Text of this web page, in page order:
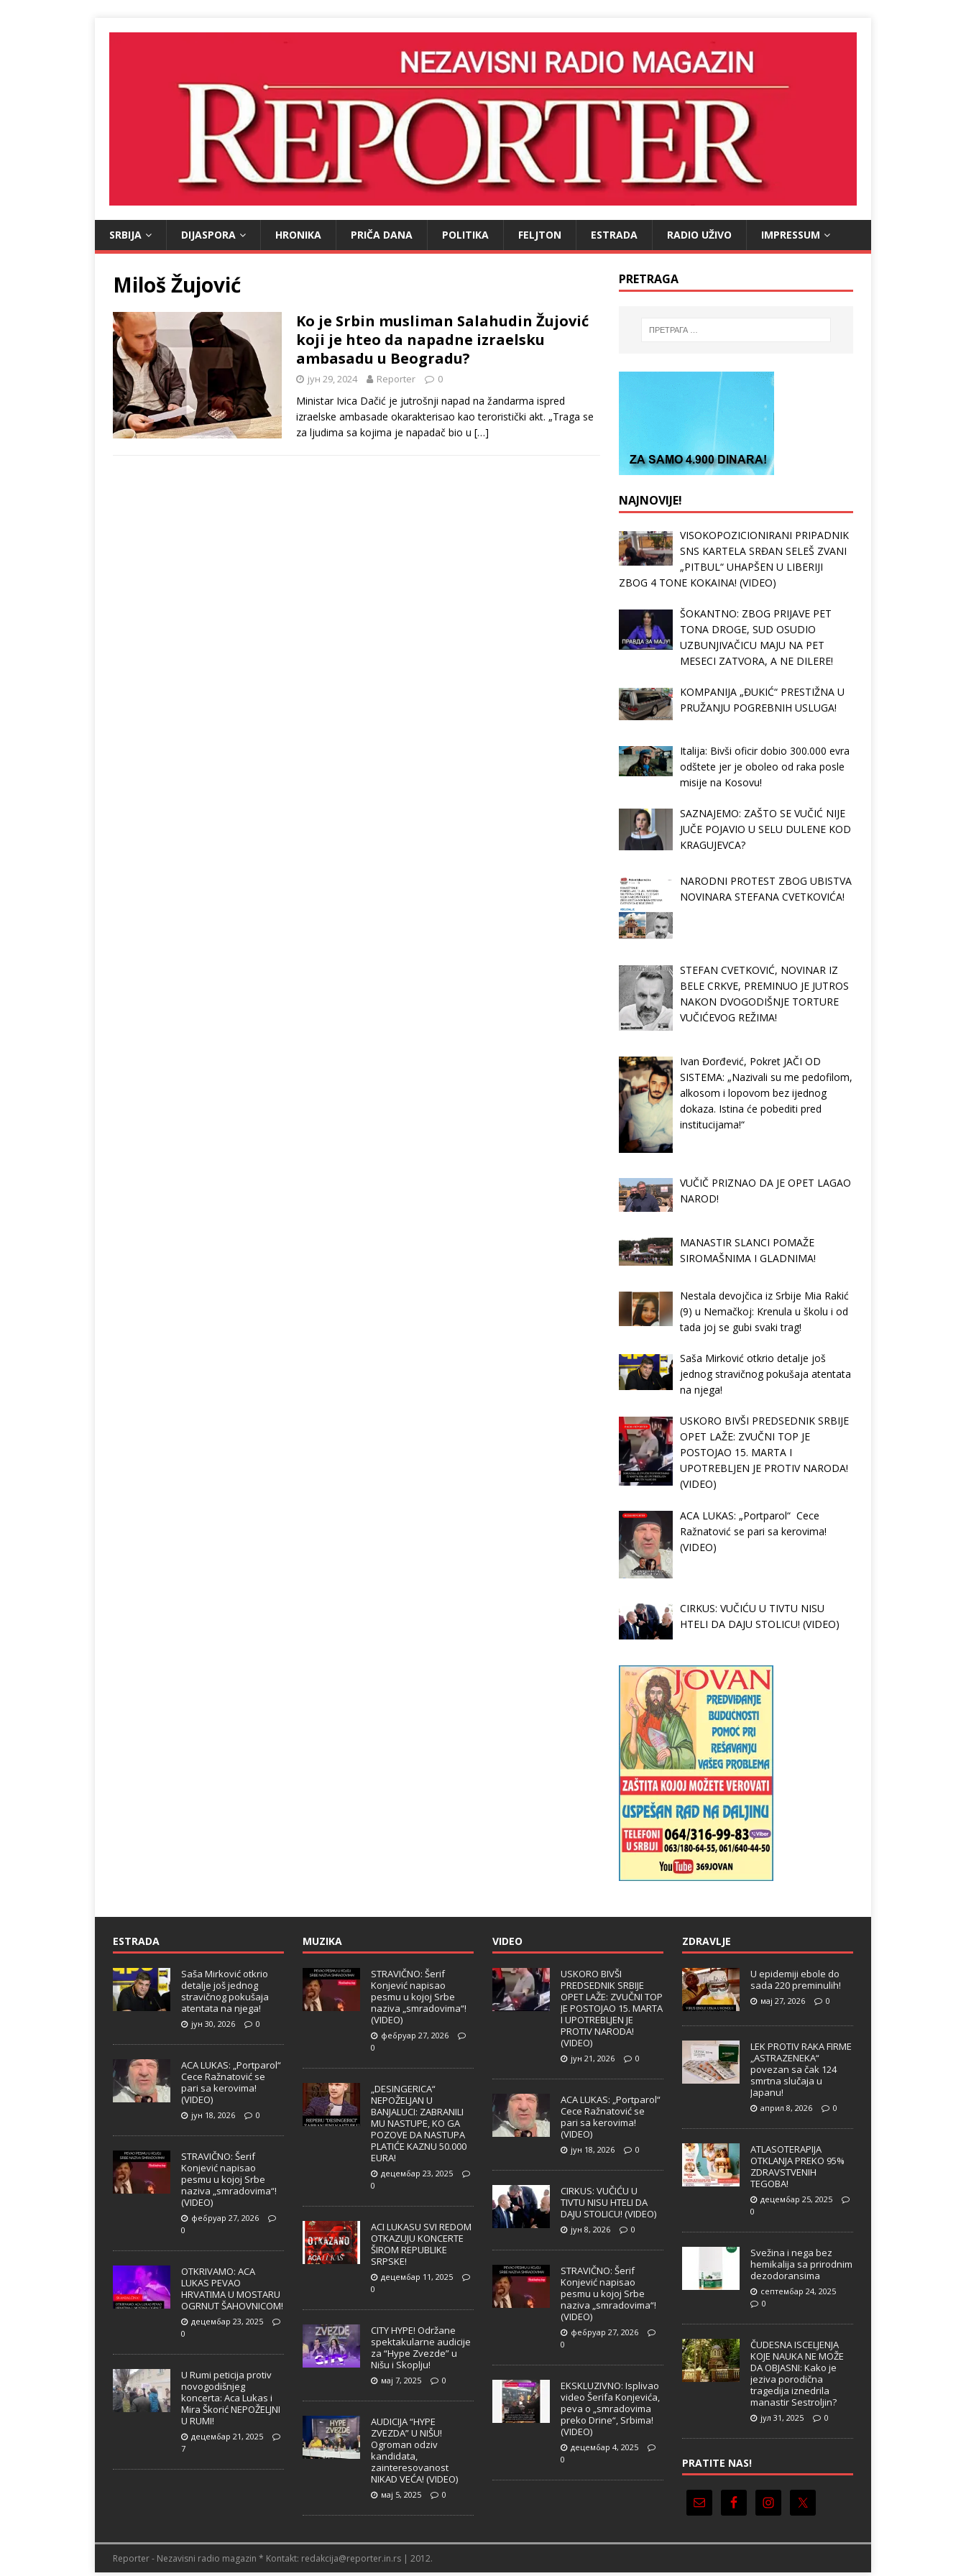
SRBIJA DIJASPORA HRONIKA PRIČA DANA POLITIKA FELJTON ESTRADA RADIO UŽIVO IMPRESSUM
Miloš Žujović
Ko je Srbin musliman Salahudin Žujović
koji je hteo da napadne izraelsku
ambasadu u Beogradu?
јун 29, 2024 Reporter 0
Ministar Ivica Dačić je jutrošnji napad na žandarma ispred
izraelske ambasade okarakterisao kao teroristički akt. „Traga se
za ljudima sa kojima je napadač bio u […]
PRETRAGA
NAJNOVIJE!
VISOKOPOZICIONIRANI PRIPADNIK
SNS KARTELA SRĐAN SELEŠ ZVANI
„PITBUL“ UHAPŠEN U LIBERIJI
ZBOG 4 TONE KOKAINA! (VIDEO)
ŠOKANTNO: ZBOG PRIJAVE PET
TONA DROGE, SUD OSUDIO
UZBUNJIVAČICU MAJU NA PET
MESECI ZATVORA, A NE DILERE!
KOMPANIJA „ĐUKIĆ“ PRESTIŽNA U
PRUŽANJU POGREBNIH USLUGA!
Italija: Bivši oficir dobio 300.000 evra
odštete jer je oboleo od raka posle
misije na Kosovu!
SAZNAJEMO: ZAŠTO SE VUČIĆ NIJE
JUČE POJAVIO U SELU DULENE KOD
KRAGUJEVCA?
NARODNI PROTEST ZBOG UBISTVA
NOVINARA STEFANA CVETKOVIĆA!
STEFAN CVETKOVIĆ, NOVINAR IZ
BELE CRKVE, PREMINUO JE JUTROS
NAKON DVOGODIŠNJE TORTURE
VUČIĆEVOG REŽIMA!
Ivan Đorđević, Pokret JAČI OD
SISTEMA: „Nazivali su me pedofilom,
alkosom i lopovom bez ijednog
dokaza. Istina će pobediti pred
institucijama!“
VUČIČ PRIZNAO DA JE OPET LAGAO
NAROD!
MANASTIR SLANCI POMAŽE
SIROMAŠNIMA I GLADNIMA!
Nestala devojčica iz Srbije Mia Rakić
(9) u Nemačkoj: Krenula u školu i od
tada joj se gubi svaki trag!
Saša Mirković otkrio detalje još
jednog stravičnog pokušaja atentata
na njega!
USKORO BIVŠI PREDSEDNIK SRBIJE
OPET LAŽE: ZVUČNI TOP JE
POSTOJAO 15. MARTA I
UPOTREBLJEN JE PROTIV NARODA!
(VIDEO)
ACA LUKAS: „Portparol“ Cece
Ražnatović se pari sa kerovima!
(VIDEO)
CIRKUS: VUČIĆU U TIVTU NISU
HTELI DA DAJU STOLICU! (VIDEO)
ESTRADA
Saša Mirković otkrio
detalje još jednog
stravičnog pokušaja
atentata na njega!
јун 30, 2026 0
ACA LUKAS: „Portparol“
Cece Ražnatović se
pari sa kerovima!
(VIDEO)
јун 18, 2026 0
STRAVIČNO: Šerif
Konjević napisao
pesmu u kojoj Srbe
naziva „smradovima“!
(VIDEO)
фебруар 27, 2026
0
OTKRIVAMO: ACA
LUKAS PEVAO
HRVATIMA U MOSTARU
OGRNUT ŠAHOVNICOM!
децембар 23, 2025
0
U Rumi peticija protiv
novogodišnjeg
koncerta: Aca Lukas i
Mira Škorić NEPOŽELJNI
U RUMI!
децембар 21, 2025
7
MUZIKA
STRAVIČNO: Šerif
Konjević napisao
pesmu u kojoj Srbe
naziva „smradovima“!
(VIDEO)
фебруар 27, 2026
0
„DESINGERICA“
NEPOŽELJAN U
BANJALUCI: ZABRANILI
MU NASTUPE, KO GA
POZOVE DA NASTUPA
PLATIĆE KAZNU 50.000
EURA!
децембар 23, 2025
0
ACI LUKASU SVI REDOM
OTKAZUJU KONCERTE
ŠIROM REPUBLIKE
SRPSKE!
децембар 11, 2025
0
CITY HYPE! Održane
spektakularne audicije
za “Hype Zvezde” u
Nišu i Skoplju!
мај 7, 2025 0
AUDICIJA “HYPE
ZVEZDA” U NIŠU!
Ogroman odziv
kandidata,
zainteresovanost
NIKAD VEĆA! (VIDEO)
мај 5, 2025 0
VIDEO
USKORO BIVŠI
PREDSEDNIK SRBIJE
OPET LAŽE: ZVUČNI TOP
JE POSTOJAO 15. MARTA
I UPOTREBLJEN JE
PROTIV NARODA!
(VIDEO)
јун 21, 2026 0
ACA LUKAS: „Portparol“
Cece Ražnatović se
pari sa kerovima!
(VIDEO)
јун 18, 2026 0
CIRKUS: VUČIĆU U
TIVTU NISU HTELI DA
DAJU STOLICU! (VIDEO)
јун 8, 2026 0
STRAVIČNO: Šerif
Konjević napisao
pesmu u kojoj Srbe
naziva „smradovima“!
(VIDEO)
фебруар 27, 2026
0
EKSKLUZIVNO: Isplivao
video Šerifa Konjevića,
peva o „smradovima
preko Drine“, Srbima!
(VIDEO)
децембар 4, 2025
0
ZDRAVLJE
U epidemiji ebole do
sada 220 preminulih!
мај 27, 2026 0
LEK PROTIV RAKA FIRME
„ASTRAZENEKA“
povezan sa čak 124
smrtna slučaja u
Japanu!
април 8, 2026 0
ATLASOTERAPIJA
OTKLANJA PREKO 95%
ZDRAVSTVENIH
TEGOBA!
децембар 25, 2025
0
Svežina i nega bez
hemikalija sa prirodnim
dezodoransima
септембар 24, 2025
0
ČUDESNA ISCELJENJA
KOJE NAUKA NE MOŽE
DA OBJASNI: Kako je
jeziva porodična
tragedija iznedrila
manastir Sestroljin?
јул 31, 2025 0
PRATITE NAS!
Reporter - Nezavisni radio magazin * Kontakt: redakcija@reporter.in.rs | 2012.